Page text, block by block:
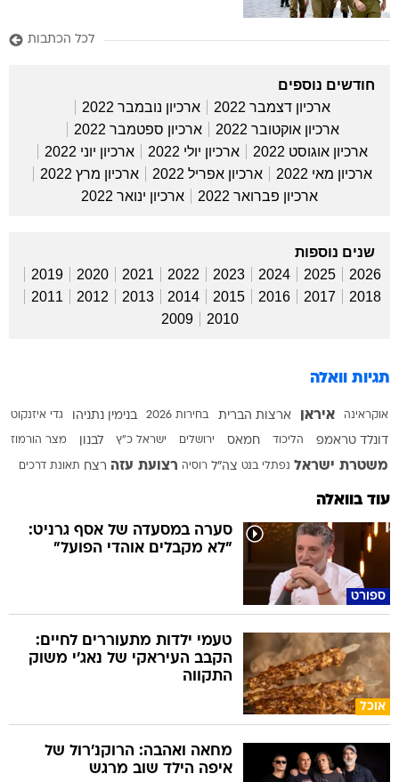
לכל הכתבות
חודשים נוספים
ארכיון דצמבר 2022
ארכיון נובמבר 2022
ארכיון אוקטובר 2022
ארכיון ספטמבר 2022
ארכיון אוגוסט 2022
ארכיון יולי 2022
ארכיון יוני 2022
ארכיון מאי 2022
ארכיון אפריל 2022
ארכיון מרץ 2022
ארכיון פברואר 2022
ארכיון ינואר 2022
שנים נוספות
2026
2025
2024
2023
2022
2021
2020
2019
2018
2017
2016
2015
2014
2013
2012
2011
2010
2009
תגיות וואלה
אוקראינה איראן ארצות הברית בחירות 2026 בנימין נתניהו גדי איזנקוט
דונלד טראמפ הליכוד חמאס ירושלים ישראל כ"ץ לבנון מצר הורמוז
משטרת ישראל נפתלי בנט צה"ל רוסיה רצועת עזה רצח תאונת דרכים
עוד בוואלה
ספורט
סערה במסעדה של אסף גרניט:
"לא מקבלים אוהדי הפועל"
אוכל
טעמי ילדות מתעוררים לחיים:
הקבב העיראקי של נאג׳י משוק
התקווה
מחאה ואהבה: הרוקנ'רול של
איפה הילד שוב מרגש